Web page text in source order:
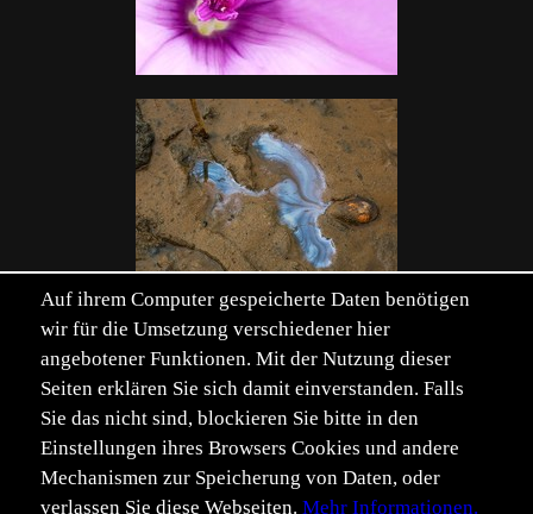
Zeige alle 0 aus 2019-3
Auf ihrem Computer gespeicherte Daten benötigen
wir für die Umsetzung verschiedener hier
angebotener Funktionen. Mit der Nutzung dieser
Seiten erklären Sie sich damit einverstanden. Falls
Sie das nicht sind, blockieren Sie bitte in den
Einstellungen ihres Browsers Cookies und andere
Mechanismen zur Speicherung von Daten, oder
verlassen Sie diese Webseiten. Mehr Informationen.